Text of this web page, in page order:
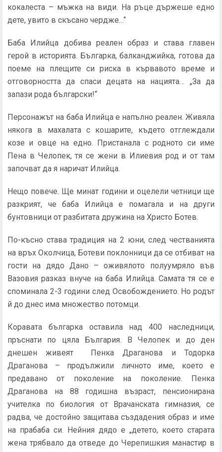
кокалеста – мъжка на види. На ръце държеше едно
дете, увито в скъсано чердже…“
Баба Илийца добива реален образ и става главен
герой в историята. Българка, балканджийка, готова да
поеме на плещите си риска в кървавото време и
отговорността да спаси децата на нацията… „За да
запази рода български!“
Персонажът на баба Илийца е напълно реален. Живяла
някога в махалата с кошарите, където отглеждали
козе и овце на едно. Пристанала с родното си име
Пена в Челопек, тя се жени в Илиевия род и от там
започват да я наричат Илийца.
Нещо повече. Ще минат години и оцелели четници ще
разкрият, че баба Илийца е помагала и на други
бунтовници от разбитата дружина на Христо Ботев.
По-късно става традиция на 2 юни, след честванията
на връх Околчица, Ботеви поклонници да се отбиват на
гости на дядо Дано – оживялото полуумряло във
Вазовия разказ внуче на баба Илийца. Самата тя се е
споминала 2-3 години след Освобождението. Но родът
й до днес има множество потомци.
Коравата българка оставила над 400 наследници,
пръснати по цяла България. В Челопек и до ден
днешен живеят Пенка Драганова и Тодорка
Драганова – продължили личното име, което е
предавано от поколение на поколение. Пенка
Драганова на 88 годишна възраст, пенсионирана
учителка по биология от Врачанската гимназия, се
радва, че достойно защитава създадения образ и име
на прабаба си. Нейния дядо е „детето, което старата
жена трябвало да отведе до Черепишкия манастир в